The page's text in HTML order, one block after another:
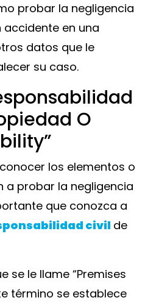
probar la negligencia
en una
datos que le
su caso.
O
los elementos o
a probar la negligencia
que conozca a
civil de
se le llame “Premises
término se establece